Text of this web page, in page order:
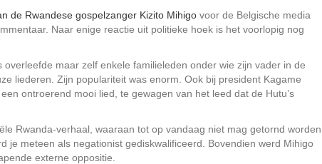
de Rwandese gospelzanger Kizito Mihigo voor de Belgische media
Naar enige reactie uit politieke hoek is het voorlopig nog
maar zelf enkele familieleden onder wie zijn vader in de
liederen. Zijn populariteit was enorm. Ook bij president Kagame
ontroerend mooi lied, te gewagen van het leed dat de Hutu’s
Rwanda-verhaal, waaraan tot op vandaag niet mag getornd worden,
je meteen als negationist gediskwalificeerd. Bovendien werd Mihigo
externe oppositie.